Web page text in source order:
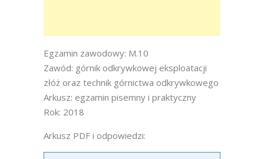
Egzamin zawodowy: M.10
Zawód: górnik odkrywkowej eksploatacji
złóż oraz technik górnictwa odkrywkowego
Arkusz: egzamin pisemny i praktyczny
Rok: 2018
Arkusz PDF i odpowiedzi: